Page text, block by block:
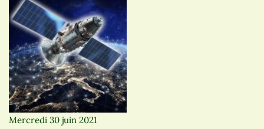
Mercredi 30 juin 2021